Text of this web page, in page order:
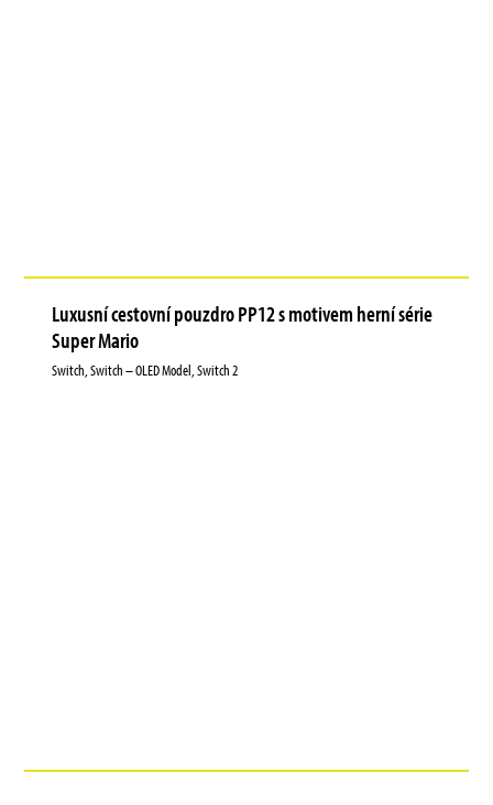
Luxusní cestovní pouzdro PP12 s motivem herní série
Super Mario
Switch, Switch – OLED Model, Switch 2